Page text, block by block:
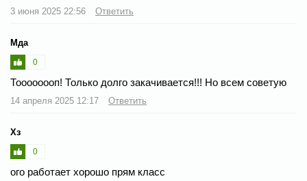
3 июня 2025 22:56 Ответить
Мда
0
Тоооооооп! Только долго закачивается!!! Но всем советую
14 апреля 2025 12:17 Ответить
Хз
0
ого работает хорошо прям класс